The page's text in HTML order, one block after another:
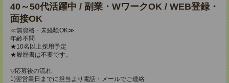
40～50代活躍中 / 副業・WワークOK / WEB登録・
面接OK
≪無資格・未経験OK≫
年齢不問
★10名以上採用予定
★履歴書は不要です。
▽応募後の流れ
1)翌営業日までに担当より電話・メールでご連絡